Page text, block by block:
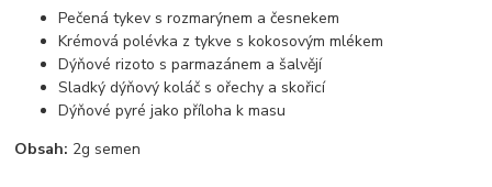
Pečená tykev s rozmarýnem a česnekem
Krémová polévka z tykve s kokosovým mlékem
Dýňové rizoto s parmazánem a šalvějí
Sladký dýňový koláč s ořechy a skořicí
Dýňové pyré jako příloha k masu
Obsah: 2g semen